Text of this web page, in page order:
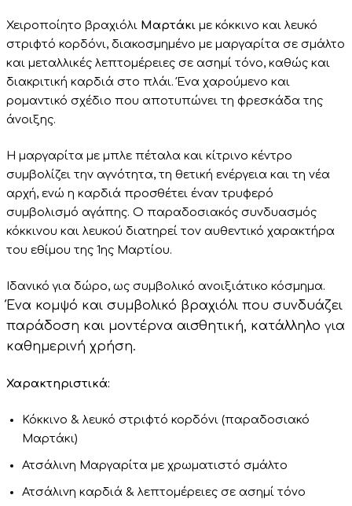
Χειροποίητο βραχιόλι Μαρτάκι με κόκκινο και λευκό
στριφτό κορδόνι, διακοσμημένο με μαργαρίτα σε σμάλτο
και μεταλλικές λεπτομέρειες σε ασημί τόνο, καθώς και
διακριτική καρδιά στο πλάι. Ένα χαρούμενο και
ρομαντικό σχέδιο που αποτυπώνει τη φρεσκάδα της
άνοιξης.
Η μαργαρίτα με μπλε πέταλα και κίτρινο κέντρο
συμβολίζει την αγνότητα, τη θετική ενέργεια και τη νέα
αρχή, ενώ η καρδιά προσθέτει έναν τρυφερό
συμβολισμό αγάπης. Ο παραδοσιακός συνδυασμός
κόκκινου και λευκού διατηρεί τον αυθεντικό χαρακτήρα
του εθίμου της 1ης Μαρτίου.
Ιδανικό για δώρο, ως συμβολικό ανοιξιάτικο κόσμημα.
Ένα κομψό και συμβολικό βραχιόλι που συνδυάζει
παράδοση και μοντέρνα αισθητική, κατάλληλο για
καθημερινή χρήση.
Χαρακτηριστικά:
Κόκκινο & λευκό στριφτό κορδόνι (παραδοσιακό
Μαρτάκι)
Ατσάλινη Μαργαρίτα με χρωματιστό σμάλτο
Ατσάλινη καρδιά & λεπτομέρειες σε ασημί τόνο